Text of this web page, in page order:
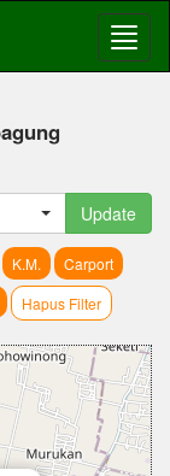
Update
K.M.
Carport
Hapus Filter